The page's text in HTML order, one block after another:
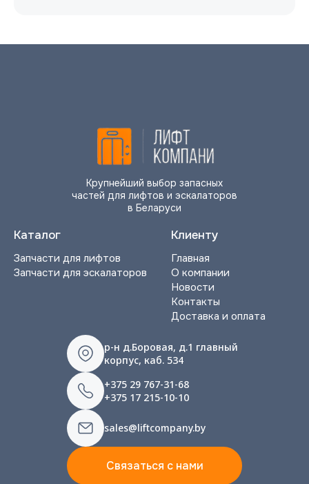
Крупнейший выбор запасных
частей для лифтов и эскалаторов
в Беларуси
Каталог
Запчасти для лифтов
Запчасти для эскалаторов
Клиенту
Главная
О компании
Новости
Контакты
Доставка и оплата
р-н д.Боровая, д.1 главный
корпус, каб. 534
+375 29 767-31-68
+375 17 215-10-10
sales@liftcompany.by
Связаться с нами